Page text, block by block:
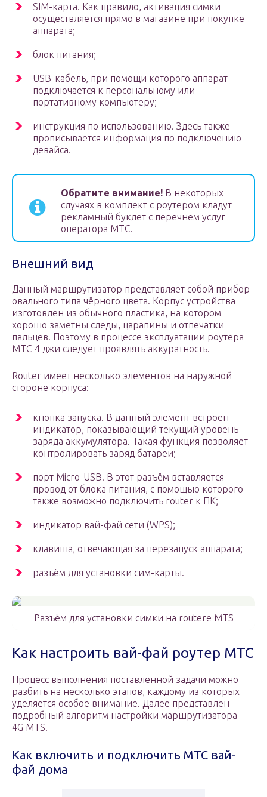
SIM-карта. Как правило, активация симки
осуществляется прямо в магазине при покупке
аппарата;
блок питания;
USB-кабель, при помощи которого аппарат
подключается к персональному или
портативному компьютеру;
инструкция по использованию. Здесь также
прописывается информация по подключению
девайса.
Обратите внимание! В некоторых
случаях в комплект с роутером кладут
рекламный буклет с перечнем услуг
оператора МТС.
Внешний вид
Данный маршрутизатор представляет собой прибор
овального типа чёрного цвета. Корпус устройства
изготовлен из обычного пластика, на котором
хорошо заметны следы, царапины и отпечатки
пальцев. Поэтому в процессе эксплуатации роутера
МТС 4 джи следует проявлять аккуратность.
Router имеет несколько элементов на наружной
стороне корпуса:
кнопка запуска. В данный элемент встроен
индикатор, показывающий текущий уровень
заряда аккумулятора. Такая функция позволяет
контролировать заряд батареи;
порт Micro-USB. В этот разъём вставляется
провод от блока питания, с помощью которого
также возможно подключить router к ПК;
индикатор вай-фай сети (WPS);
клавиша, отвечающая за перезапуск аппарата;
разъём для установки сим-карты.
Разъём для установки симки на routere МТS
Как настроить вай-фай роутер МТС
Процесс выполнения поставленной задачи можно
разбить на несколько этапов, каждому из которых
уделяется особое внимание. Далее представлен
подробный алгоритм настройки маршрутизатора
4G MTS.
Как включить и подключить МТС вай-
фай дома